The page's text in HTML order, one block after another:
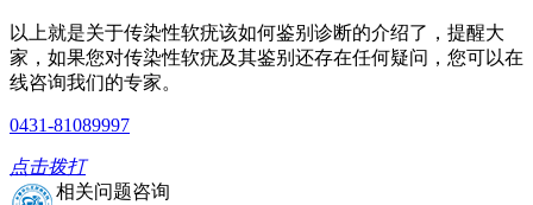
以上就是关于传染性软疣该如何鉴别诊断的介绍了，提醒大
家，如果您对传染性软疣及其鉴别还存在任何疑问，您可以在
线咨询我们的专家。
0431-81089997
点击拨打
相关问题咨询